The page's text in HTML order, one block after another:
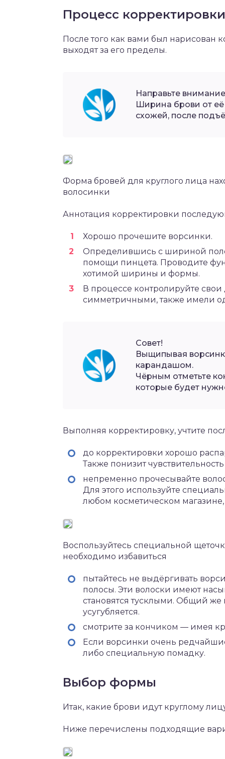
Процесс корректировки
После того как вами был нарисован
выходят за его пределы.
Направьте
Ширина брови от
схожей, после
Форма бровей для круглого лица
волосинки
Аннотация корректировки
Хорошо прочешите ворсинки.
Определившись с шириной
помощи пинцета. Проводите
хотимой ширины и формы.
В процессе контролируйте
симметричными, также имели
Совет!
Выщипывая
карандашом.
Чёрным отметьте
которые будет
Выполняя корректировку, учтите
до корректировки хорошо
Также понизит
непременно прочесывайте
Для этого используйте
любом косметическом
Воспользуйтесь специальной
необходимо избавиться
пытайтесь не выдёргивать
полосы. Эти волоски имеют
становятся тусклыми. Общий же
усугубляется.
смотрите за кончиком — имея
Если ворсинки очень
либо специальную помадку.
Выбор формы
Итак, какие брови идут круглому
Ниже перечислены подходящие